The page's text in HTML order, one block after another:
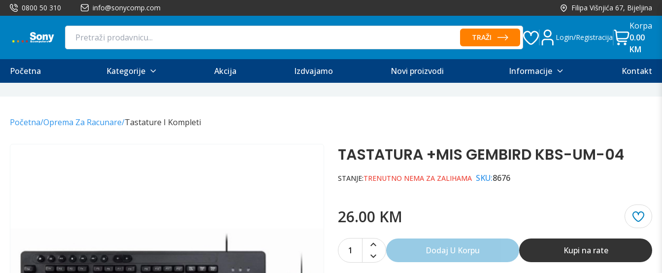
0800 50 310 info@sonycomp.com Filipa Višnjića 67, Bijeljina
TRAŽI Login/Registracija
Korpa
0.00
KM
Početna
Kategorije Akcija Izdvajamo Novi proizvodi Informacije Kontakt
Početna/Oprema Za Racunare/Tastature I Kompleti
TASTATURA +MIS GEMBIRD KBS-UM-04
STANJE:TRENUTNO NEMA ZA ZALIHAMA SKU:8676
26.00 KM
1 Dodaj U Korpu Kupi na rate